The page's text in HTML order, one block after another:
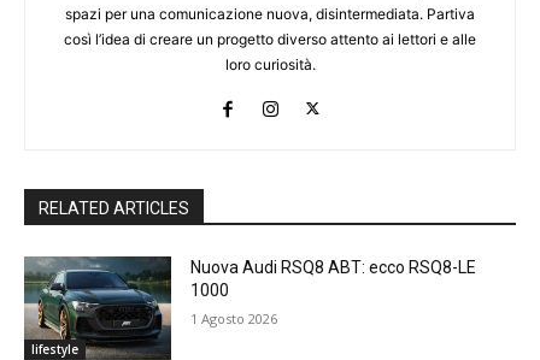
spazi per una comunicazione nuova, disintermediata. Partiva
così l’idea di creare un progetto diverso attento ai lettori e alle
loro curiosità.
RELATED ARTICLES
lifestyle
Nuova Audi RSQ8 ABT: ecco RSQ8-LE
1000
1 Agosto 2026